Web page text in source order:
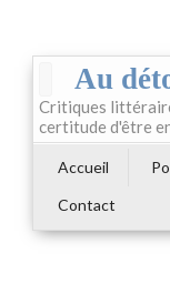
Au
Critiques
certitude d'être
Accueil
Contact